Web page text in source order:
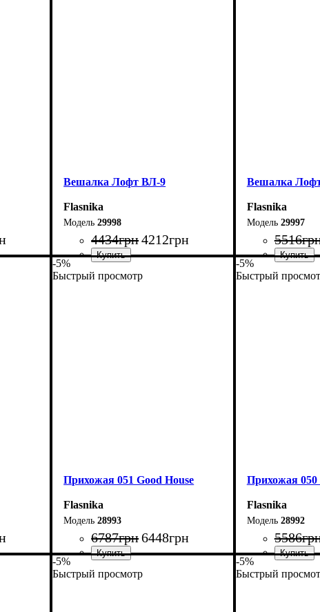
Вешалка Лофт ВЛ-9
Flasnika
29998
4434грн4212грн
Вешалка
Flasnika
29997
5516
-5%
Быстрый просмотр
Прихожая 051 Good House
Flasnika
28993
6787грн6448грн
-5%
Быстрый
Прихожая 050
Flasnika
28992
5586
-5%
Быстрый просмотр
-5%
Быстрый